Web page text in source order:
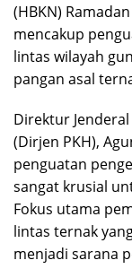
(HBKN)
mencakup
lintas wilayah
pangan asal
Direktur
(Dirjen PKH),
penguatan
sangat krusial
Fokus utama
lintas ternak
menjadi sarana